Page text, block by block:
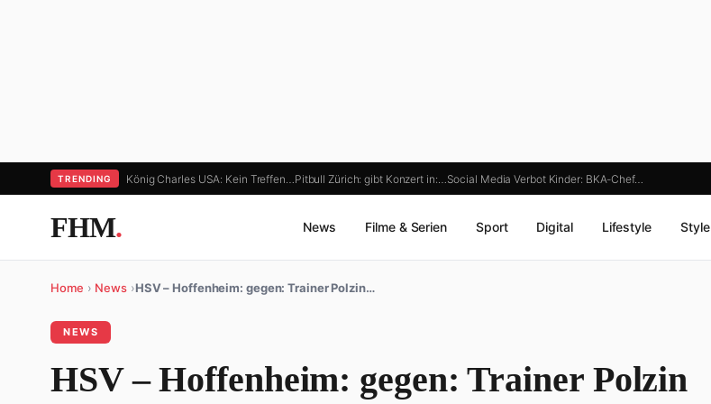
TRENDING König Charles USA: Kein Treffen… Pitbull Zürich: gibt Konzert in:… Social Media Verbot Kinder: BKA-Chef…
FHM. News Filme & Serien Sport Digital Lifestyle Style
Home › News ›HSV – Hoffenheim: gegen: Trainer Polzin…
NEWS
HSV – Hoffenheim: gegen: Trainer Polzin